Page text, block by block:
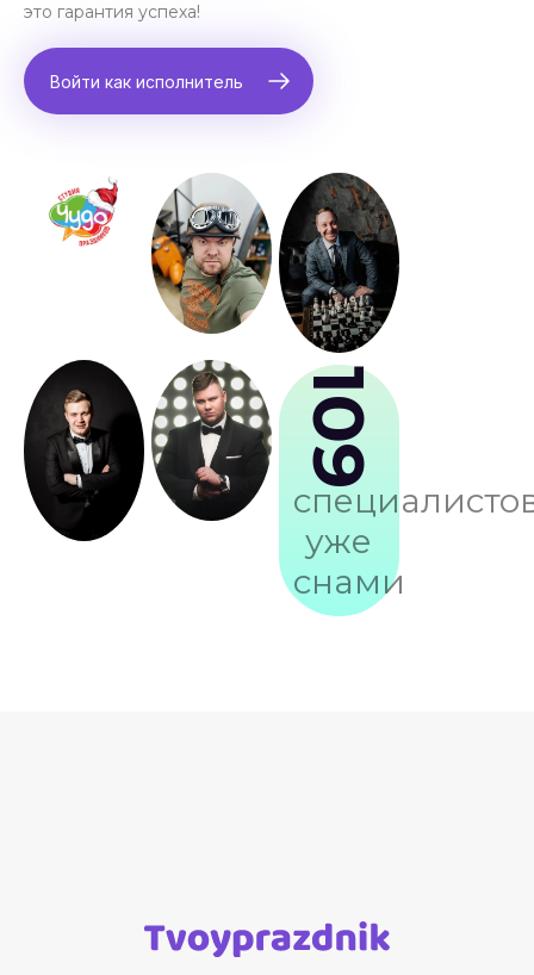
это гарантия успеха!
Войти как исполнитель
109
уже
снами